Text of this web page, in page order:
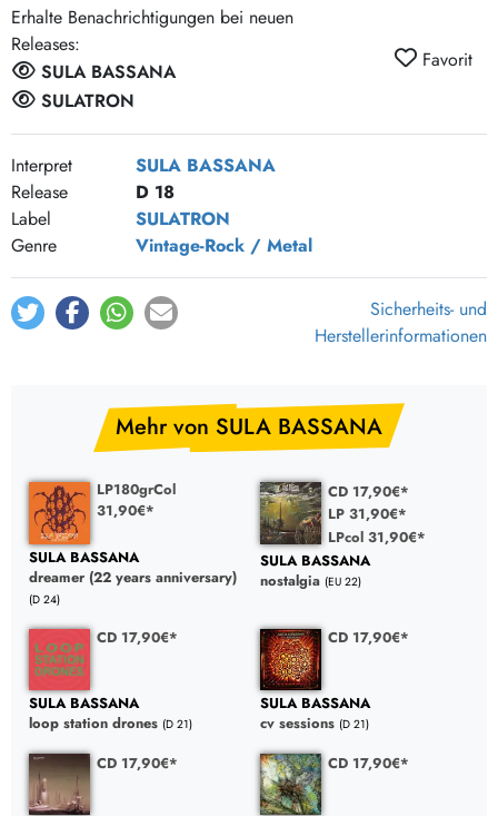
Erhalte Benachrichtigungen bei neuen
Releases:
SULA BASSANA
SULATRON
Favorit
Interpret
SULA BASSANA
Release
D 18
Label
SULATRON
Genre
Vintage-Rock / Metal
Sicherheits- und
Herstellerinformationen
Mehr von SULA BASSANA
LP180grCol
31,90€*
SULA BASSANA
dreamer (22 years anniversary)
(D 24)
CD 17,90€*
LP 31,90€*
LPcol 31,90€*
SULA BASSANA
nostalgia (EU 22)
CD 17,90€*
SULA BASSANA
loop station drones (D 21)
CD 17,90€*
SULA BASSANA
cv sessions (D 21)
CD 17,90€* CD 17,90€*